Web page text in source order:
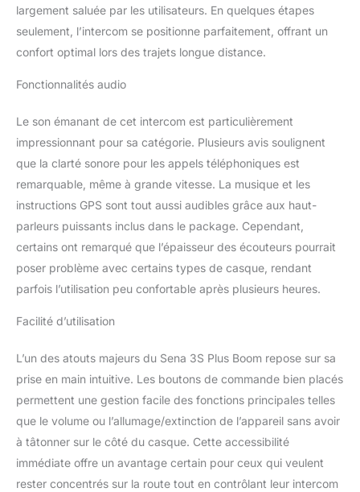
largement saluée par les utilisateurs. En quelques étapes
seulement, l’intercom se positionne parfaitement, offrant un
confort optimal lors des trajets longue distance.
Fonctionnalités audio
Le son émanant de cet intercom est particulièrement
impressionnant pour sa catégorie. Plusieurs avis soulignent
que la clarté sonore pour les appels téléphoniques est
remarquable, même à grande vitesse. La musique et les
instructions GPS sont tout aussi audibles grâce aux haut-
parleurs puissants inclus dans le package. Cependant,
certains ont remarqué que l’épaisseur des écouteurs pourrait
poser problème avec certains types de casque, rendant
parfois l’utilisation peu confortable après plusieurs heures.
Facilité d’utilisation
L’un des atouts majeurs du Sena 3S Plus Boom repose sur sa
prise en main intuitive. Les boutons de commande bien placés
permettent une gestion facile des fonctions principales telles
que le volume ou l’allumage/extinction de l’appareil sans avoir
à tâtonner sur le côté du casque. Cette accessibilité
immédiate offre un avantage certain pour ceux qui veulent
rester concentrés sur la route tout en contrôlant leur intercom